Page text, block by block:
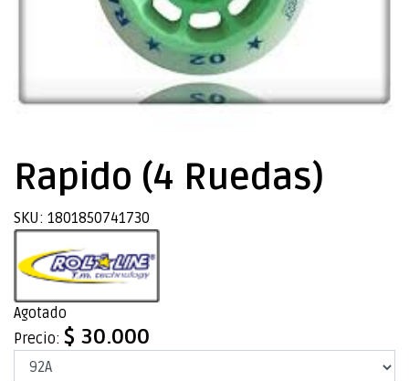
Rapido (4 Ruedas)
SKU: 1801850741730
Agotado
Precio: $ 30.000